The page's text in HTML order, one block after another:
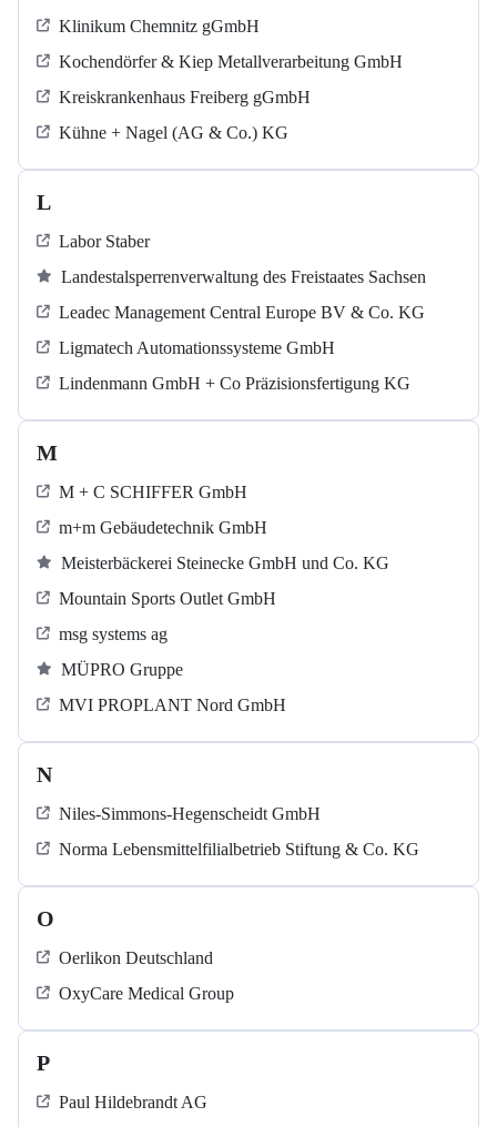
Klinikum Chemnitz gGmbH
Kochendörfer & Kiep Metallverarbeitung GmbH
Kreiskrankenhaus Freiberg gGmbH
Kühne + Nagel (AG & Co.) KG
L
Labor Staber
Landestalsperrenverwaltung des Freistaates Sachsen
Leadec Management Central Europe BV & Co. KG
Ligmatech Automationssysteme GmbH
Lindenmann GmbH + Co Präzisionsfertigung KG
M
M + C SCHIFFER GmbH
m+m Gebäudetechnik GmbH
Meisterbäckerei Steinecke GmbH und Co. KG
Mountain Sports Outlet GmbH
msg systems ag
MÜPRO Gruppe
MVI PROPLANT Nord GmbH
N
Niles-Simmons-Hegenscheidt GmbH
Norma Lebensmittelfilialbetrieb Stiftung & Co. KG
O
Oerlikon Deutschland
OxyCare Medical Group
P
Paul Hildebrandt AG